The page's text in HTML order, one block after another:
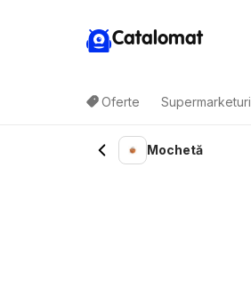
Catalomat
Oferte Supermarketuri
Mochetă